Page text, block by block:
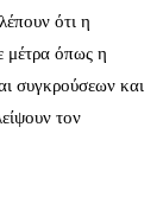
ότι η
μέτρα όπως η
συγκρούσεων και
τον